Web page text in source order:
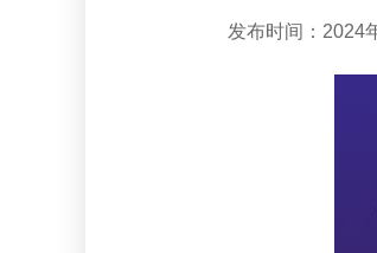
发布时间：2024